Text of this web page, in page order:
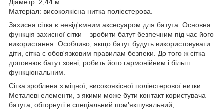
Діаметр: 2,44 м.
Матеріал: високоякісна нитка поліестерова.
Захисна сітка є невід'ємним аксесуаром для батута. Основна
функція захисної сітки – зробити батут безпечним під час його
використання. Особливо, якщо батут будуть використовувати
діти, сітка є обов'язковим правилам безпеки. До того ж сітка
доповнює батут зовні, робить його гармонійним і більш
функціональним.
Сітка зроблена з міцної, високоякісної поліестерової нитки.
Металеві елементи, з якими може бути контакт користувача
батута, обгорнуті в спеціальний пом'якшувальний,